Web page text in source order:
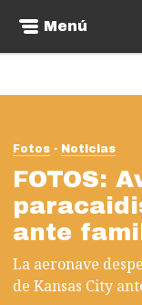
Menú
Fotos Noticias
FOTOS:
ante
La aeronave
de Kansas City